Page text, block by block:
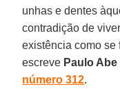
unhas e dentes
contradição de
existência como se
escreve Paulo Abe
número 312.